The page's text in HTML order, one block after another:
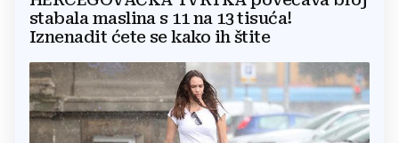
stabala maslina s 11 na 13 tisuća!
Iznenadit ćete se kako ih štite